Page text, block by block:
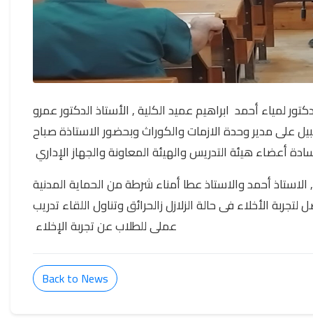
لمياء أحمد ابراهيم عميد الكلية , الأستاذ الدكتور عمرو
على مدير وحدة الازمات والكوراث وبحضور الاستاذة صباح
أعضاء هيئة التدريس والهيئة المعاونة والجهاز الإداري
أحمد والاستاذ عطا أمناء شرطة من الحماية المدنية
الأخلاء فى حالة الزلازل زالحرائق وتناول اللقاء تدريب
عملى للطلاب عن تجربة الإخلاء
Back to News